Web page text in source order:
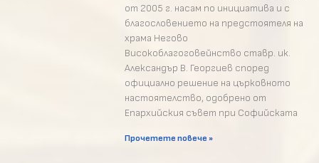
от 2005 г. насам по инициатива и с
благословението на предстоятеля на
храма Негово
Високоблагоговейнство ставр. ик.
Александър В. Георгиев според
официално решение на църковното
настоятелство, одобрено от
Епархийския съвет при Софийската
Прочетете повече »